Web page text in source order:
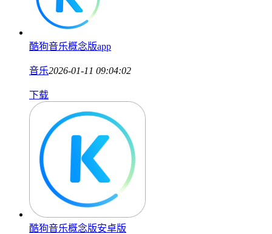
酷狗音乐概念版app
音乐2026-01-11 09:04:02
下载
酷狗音乐概念版安卓版